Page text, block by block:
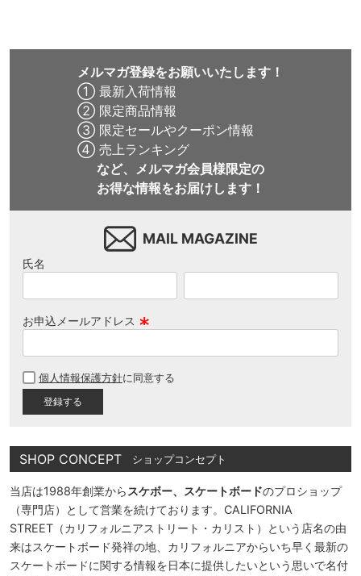
メルマガ登録をお願いいたします！
① 最新入荷情報
② 限定商品情報
③ 限定セールやクーポン情報
④ 売上ランキング
など、メルマガ会員様限定の
お得な情報をお届けします！
MAIL MAGAZINE
氏名
お申込メールアドレス
須
個人情報保護方針に同意する
SHOP CONCEPT ショップコンセプト
当店は1988年創業から スケボー、スケートボードのプロショップ
（専門店）として営業を続けております。CALIFORNIA
STREET（カリフォルニアストリート・カリスト）という店名の由
来はスケートボード発祥の地、カリフォルニアからいち早く最新の
スケートボードに関する情報を日本に提供したいという思いで名付